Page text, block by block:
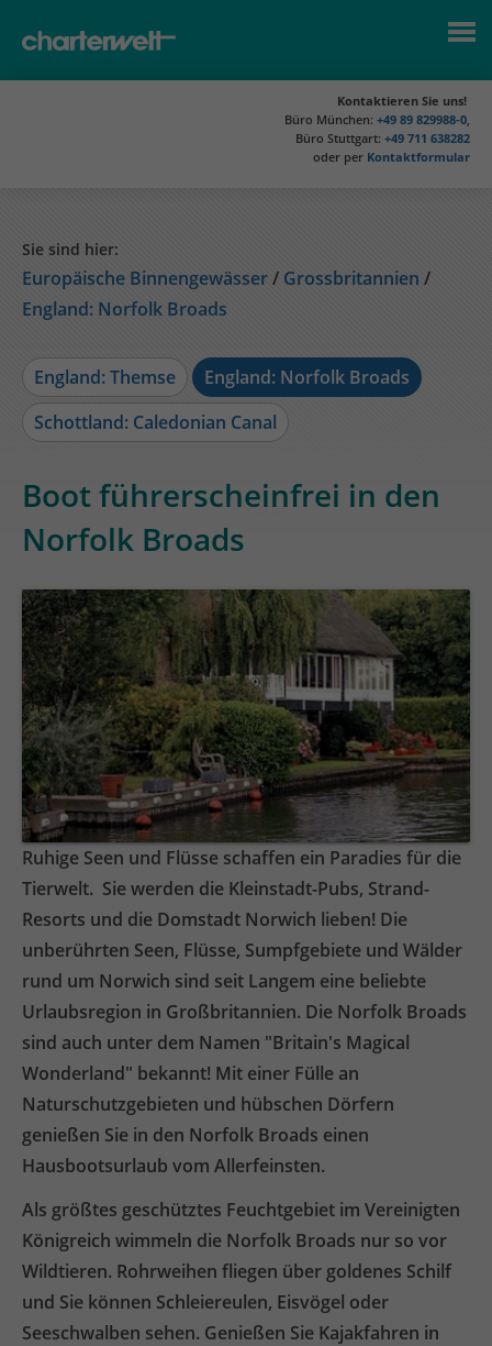
Kontaktieren Sie uns!
Büro München: +49 89 829988-0,
Büro Stuttgart: +49 711 638282
oder per Kontaktformular
Sie sind hier:
Europäische Binnengewässer
Grossbritannien
England: Norfolk Broads
England: Themse
England: Norfolk Broads
Schottland: Caledonian Canal
Boot führerscheinfrei in den
Norfolk Broads
Ruhige Seen und Flüsse schaffen ein Paradies für die
Tierwelt. Sie werden die Kleinstadt-Pubs, Strand-
Resorts und die Domstadt Norwich lieben! Die
unberührten Seen, Flüsse, Sumpfgebiete und Wälder
rund um Norwich sind seit Langem eine beliebte
Urlaubsregion in Großbritannien. Die Norfolk Broads
sind auch unter dem Namen "Britain's Magical
Wonderland" bekannt! Mit einer Fülle an
Naturschutzgebieten und hübschen Dörfern
genießen Sie in den Norfolk Broads einen
Hausbootsurlaub vom Allerfeinsten.
Als größtes geschütztes Feuchtgebiet im Vereinigten
Königreich wimmeln die Norfolk Broads nur so vor
Wildtieren. Rohrweihen fliegen über goldenes Schilf
und Sie können Schleiereulen, Eisvögel oder
Seeschwalben sehen. Genießen Sie Kajakfahren in